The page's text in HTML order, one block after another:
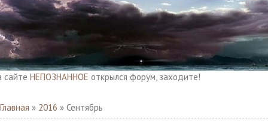
НЕПОЗНАННОЕоткрылся форум, заходите!
Главная » 2016 » Сентябрь